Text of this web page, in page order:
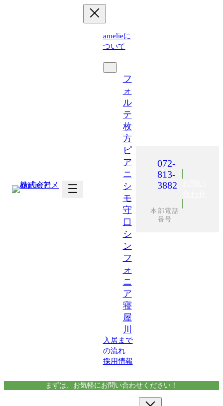
amelieに
ついて
フ
ォ
ル
テ
枚
方
ピ
ア
ニ
シ
モ
守
口
シ
ン
フ
ォ
ニ
ア
寝
屋
川
入居まで
の流れ
採用情報
072-
813-
3882
本部電話
番号
まずは、お気軽にお問い合わせください！